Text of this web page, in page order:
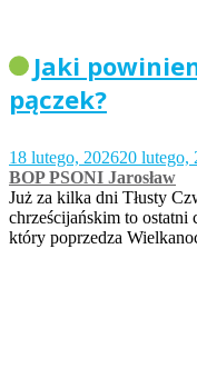
Jaki
pączek?
18 lutego, 202620 lutego,
BOP PSONI Jarosław
Już za kilka dni Tłusty
chrześcijańskim to ostatni
który poprzedza